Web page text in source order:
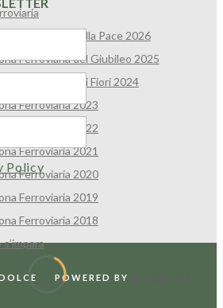
Ferroviaria della Pace 2026
Ferroviaria del Giubileo 2025
Ferroviaria dei Fiori 2024
Ferroviaria 2023
Ferroviaria 2022
Ferroviaria 2021
Ferroviaria 2020
Ferroviaria 2019
Ferroviaria 2018
Policy
POWERED BY